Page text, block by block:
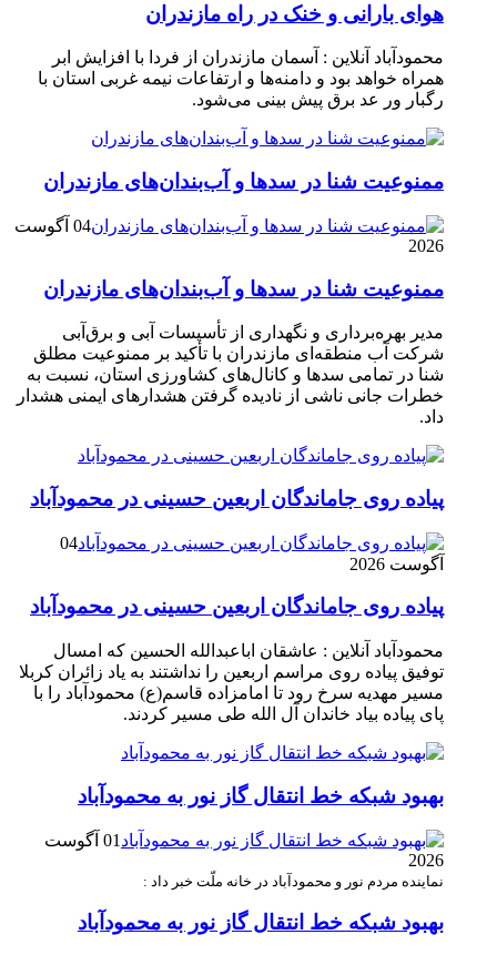
هوای بارانی و خنک در راه مازندران
محمودآباد آنلاین : آسمان مازندران از فردا با افزایش ابر
همراه خواهد بود و دامنه‌ها و ارتفاعات نیمه غربی استان با
رگبار ور عد برق پیش بینی می‌شود.
ممنوعیت شنا در سدها و آب‌بندان‌‌های مازندران
04 آگوست
2026
ممنوعیت شنا در سدها و آب‌بندان‌‌های مازندران
مدیر بهره‌برداری و نگهداری از تأسیسات آبی و برق‌آبی
شرکت آب منطقه‌ای مازندران با تأکید بر ممنوعیت مطلق
شنا در تمامی سدها و کانال‌های کشاورزی استان، نسبت به
خطرات جانی ناشی از نادیده گرفتن هشدارهای ایمنی هشدار
داد.
پیاده روی جاماندگان اربعین حسینی در محمودآباد
04
آگوست 2026
پیاده روی جاماندگان اربعین حسینی در محمودآباد
محمودآباد آنلاین : عاشقان اباعبدالله الحسین که امسال
توفیق پیاده روی مراسم اربعین را نداشتند به یاد زائران کربلا
مسیر مهدیه سرخ رود تا امامزاده قاسم(ع) محمودآباد را با
پای پیاده بیاد خاندان آل الله طی مسیر کردند.
بهبود شبکه خط انتقال گاز نور به محمودآباد
01 آگوست
2026
نماینده مردم نور و محمودآباد در خانه ملّت خبر داد :
بهبود شبکه خط انتقال گاز نور به محمودآباد